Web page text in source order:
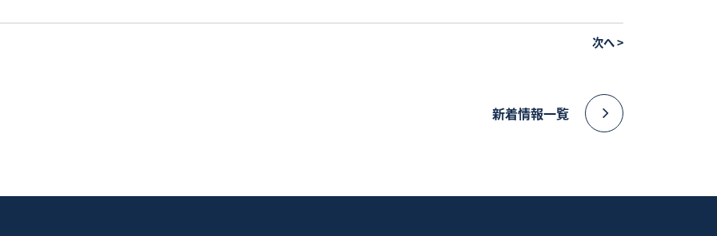
次へ>
新着情報一覧